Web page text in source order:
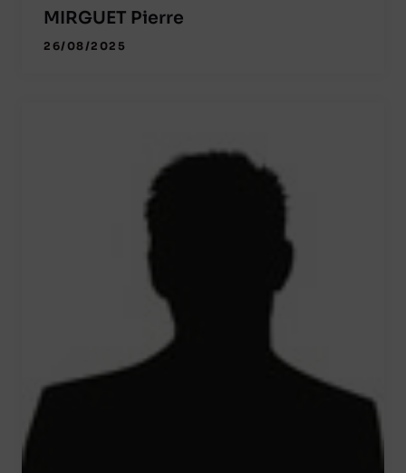
MIRGUET Pierre
26/08/2025